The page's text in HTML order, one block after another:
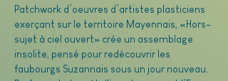
Patchwork d’oeuvres d’artistes plasticiens
exerçant sur le territoire Mayennais, «Hors-
sujet à ciel ouvert» crée un assemblage
insolite, pensé pour redécouvrir les
faubourgs Suzannais sous un jour nouveau.